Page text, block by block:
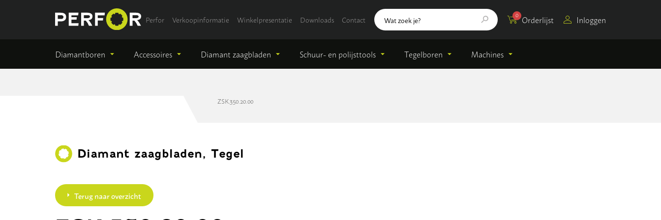
Perfor Verkoopinformatie Winkelpresentatie Downloads Contact Orderlijst
0 Inloggen
Diamantboren Accessoires Diamant zaagbladen Schuur- en polijsttools Tegelboren Machines
ZSK.350.20.00
Diamant zaagbladen, Tegel
Terug naar overzicht